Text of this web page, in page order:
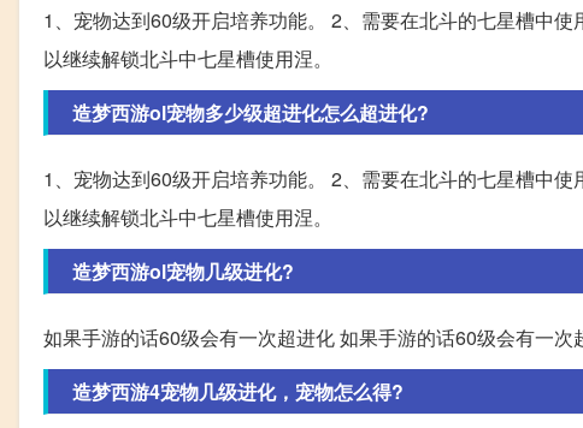
1、宠物达到60级开启培养功能。 2、需要在北斗的七星槽中
以继续解锁北斗中七星槽使用涅。
造梦西游ol宠物多少级超进化怎么超进化?
1、宠物达到60级开启培养功能。 2、需要在北斗的七星槽中
以继续解锁北斗中七星槽使用涅。
造梦西游ol宠物几级进化?
如果手游的话60级会有一次超进化 如果手游的话60级会有一次
造梦西游4宠物几级进化，宠物怎么得?